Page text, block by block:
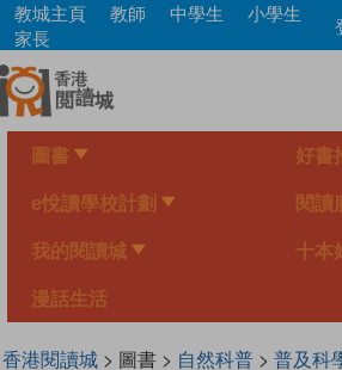
Skip
main
content
教城主頁 教師 中學生
小學生
家長
圖書 好書
e悅讀學校計劃 閱讀
我的閱讀城 十本
漫話生活
香港閱讀城> 圖書 > 自然科普> 普及科